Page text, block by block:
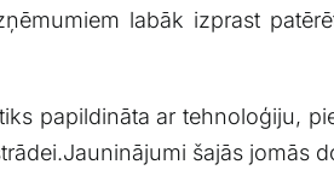
labāk izprast
papildināta ar⁣ tehnoloģiju,
šajās jomās